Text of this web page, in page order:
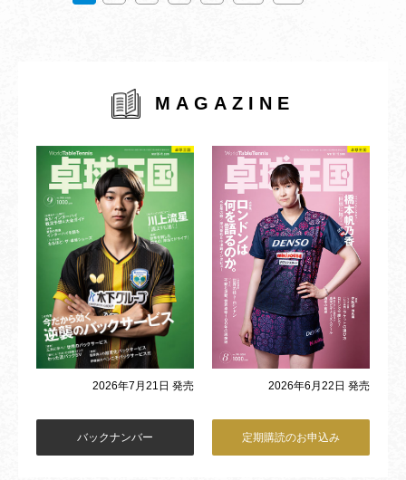
MAGAZINE
2026年7月21日 発売 2026年6月22日 発売
バックナンバー 定期購読のお申込み